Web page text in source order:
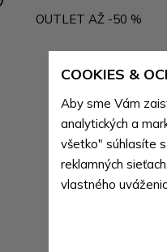
OUTLET AŽ -50 %
COOKIES &
Aby sme Vám
analytických a
všetko" súhlasíte
reklamných
vlastného